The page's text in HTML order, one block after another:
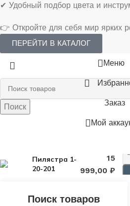
✔ Удобный подбор цвета и
👉 Откройте для себя мир ярких
ПЕРЕЙТИ В КАТАЛОГ
Поиск
Меню
Заказ
Мой
Пилястра 1-
20-201
15
999,00 ₽